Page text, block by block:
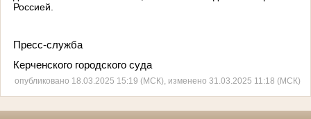
Россией.
Пресс-служба
Керченского городского суда
опубликовано 18.03.2025 15:19 (МСК), изменено 31.03.2025 11:18 (МСК)